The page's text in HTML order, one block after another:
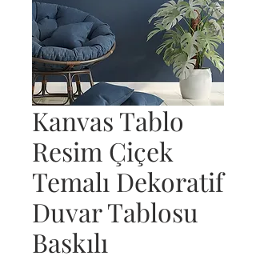
Kanvas Tablo
Resim Çiçek
Temalı Dekoratif
Duvar Tablosu
Baskılı